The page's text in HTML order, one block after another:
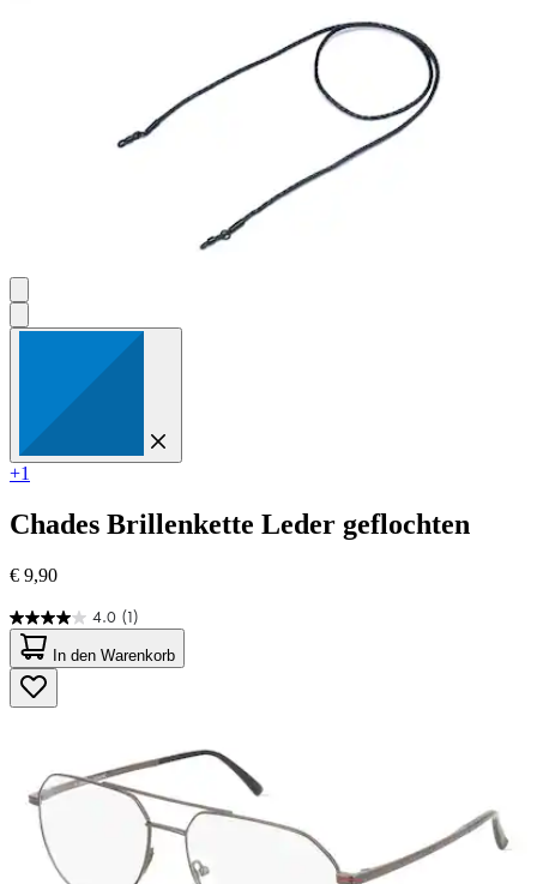
+1
Chades Brillenkette Leder geflochten
€ 9,90
4.0 (1)
4.0
von
5
Sternen.
1
In den Warenkorb